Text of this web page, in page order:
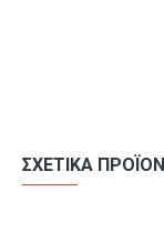
ΣΧΕΤΙΚΆ